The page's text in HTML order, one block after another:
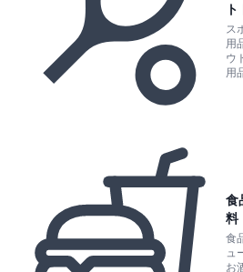
ス
用
ウ
用
食
料
食
ュ
お